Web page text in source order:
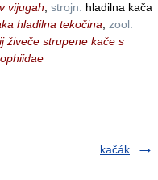
vijugah; strojn.
hladilna kača
hladilna tekočina; zool.
živeče strupene kače s
kačák